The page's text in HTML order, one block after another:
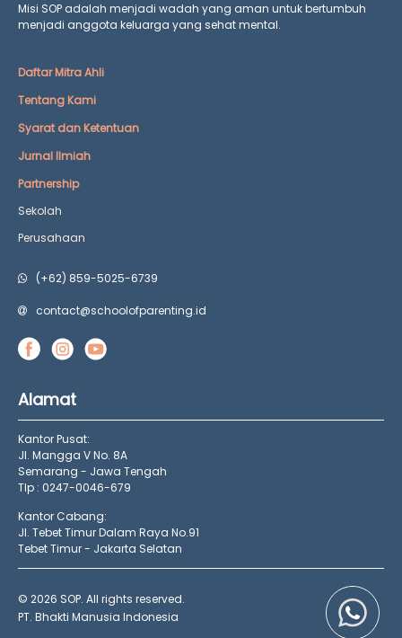
Misi SOP adalah menjadi wadah yang aman untuk bertumbuh
menjadi anggota keluarga yang sehat mental.
Daftar Mitra Ahli
Tentang Kami
Syarat dan Ketentuan
Jurnal Ilmiah
Partnership
Sekolah
Perusahaan
(+62) 859-5025-6739
contact@schoolofparenting.id
Alamat
Kantor Pusat:
Jl. Mangga V No. 8A
Semarang - Jawa Tengah
Tlp : 0247-0046-679
Kantor Cabang:
Jl. Tebet Timur Dalam Raya No.91
Tebet Timur - Jakarta Selatan
© 2026 SOP. All rights reserved.
PT. Bhakti Manusia Indonesia